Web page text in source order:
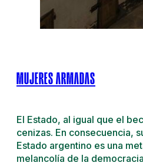
MUJERES ARMADAS
El Estado, al igual que el
cenizas. En consecuencia,
Estado argentino es una
melancolía de la